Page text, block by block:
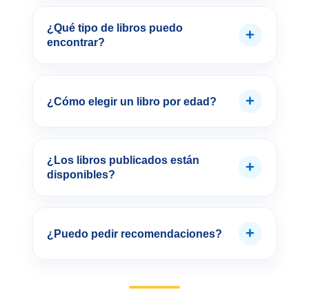
¿Qué tipo de libros puedo
encontrar?
+
¿Cómo elegir un libro por edad? +
¿Los libros publicados están
disponibles?
+
¿Puedo pedir recomendaciones? +